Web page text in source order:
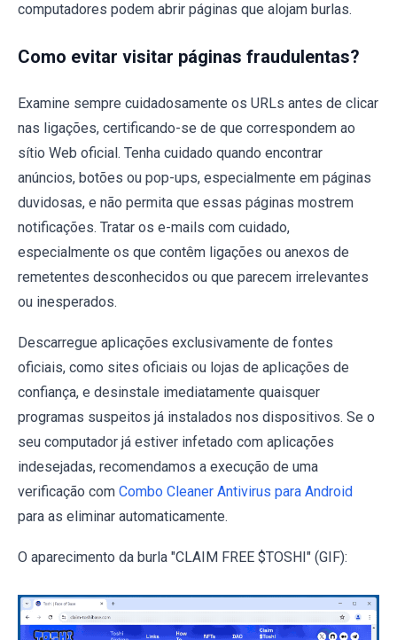
computadores podem abrir páginas que alojam burlas.
Como evitar visitar páginas fraudulentas?
Examine sempre cuidadosamente os URLs antes de clicar
nas ligações, certificando-se de que correspondem ao
sítio Web oficial. Tenha cuidado quando encontrar
anúncios, botões ou pop-ups, especialmente em páginas
duvidosas, e não permita que essas páginas mostrem
notificações. Tratar os e-mails com cuidado,
especialmente os que contêm ligações ou anexos de
remetentes desconhecidos ou que parecem irrelevantes
ou inesperados.
Descarregue aplicações exclusivamente de fontes
oficiais, como sites oficiais ou lojas de aplicações de
confiança, e desinstale imediatamente quaisquer
programas suspeitos já instalados nos dispositivos. Se o
seu computador já estiver infetado com aplicações
indesejadas, recomendamos a execução de uma
verificação com Combo Cleaner Antivirus para Android
para as eliminar automaticamente.
O aparecimento da burla "CLAIM FREE $TOSHI" (GIF):